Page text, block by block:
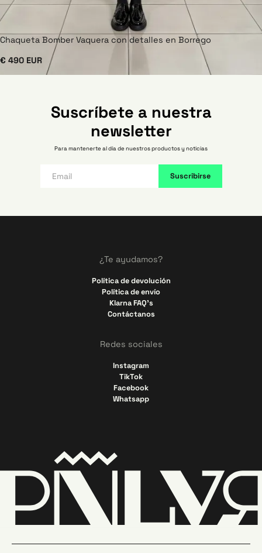
Chaqueta Bomber Vaquera con detalles en Borrego
€ 490 EUR
Suscríbete a nuestra
newsletter
Para mantenerte al día de nuestros productos y noticias
¿Te ayudamos?
Política de devolución
Política de envío
Klarna FAQ's
Contáctanos
Redes sociales
Instagram
TikTok
Facebook
Whatsapp